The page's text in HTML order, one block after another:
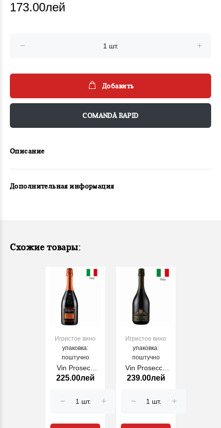
173.00лей
Добавить
COMANDĂ RAPID
Описание
Дополнительная информация
Схожие товары:
Игристое вино
упаковка:
поштучно
Vin Proseco
Serena
DOCG
225.00лей
Игристое вино
упаковка:
поштучно
Vin Prosecco
Millesimato Brut
750 ml
239.00лей